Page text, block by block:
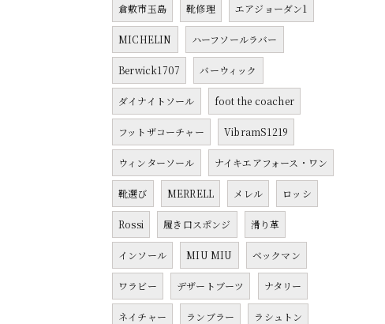
倉敷市玉島 靴修理 エアジョーダン1
MICHELIN ハーフソールラバー
Berwick1707 バーウィック
ダイナイトソール foot the coacher
フットザコーチャー VibramS1219
ウィンターソール ナイキエアフォース・ワン
靴選び MERRELL メレル ロッシ
Rossi 履き口スポンジ 滑り革
インソール MIU MIU ベックマン
ワラビー デザートブーツ ナタリー
ネイチャー ランブラー ラシュトン